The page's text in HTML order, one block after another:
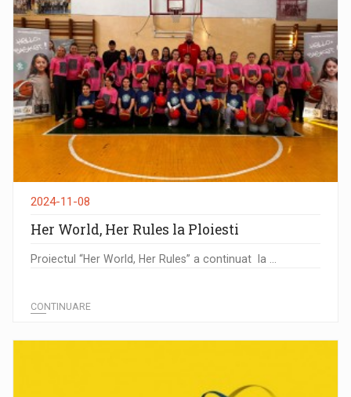
2024-11-08
Her World, Her Rules la Ploiesti
Proiectul “Her World, Her Rules” a continuat la ...
CONTINUARE